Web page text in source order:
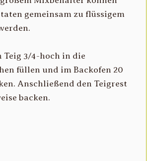
gemeinsam zu flüssigem
Teig 3/4-hoch in die
füllen und im Backofen 20
Anschließend den Teigrest
backen.